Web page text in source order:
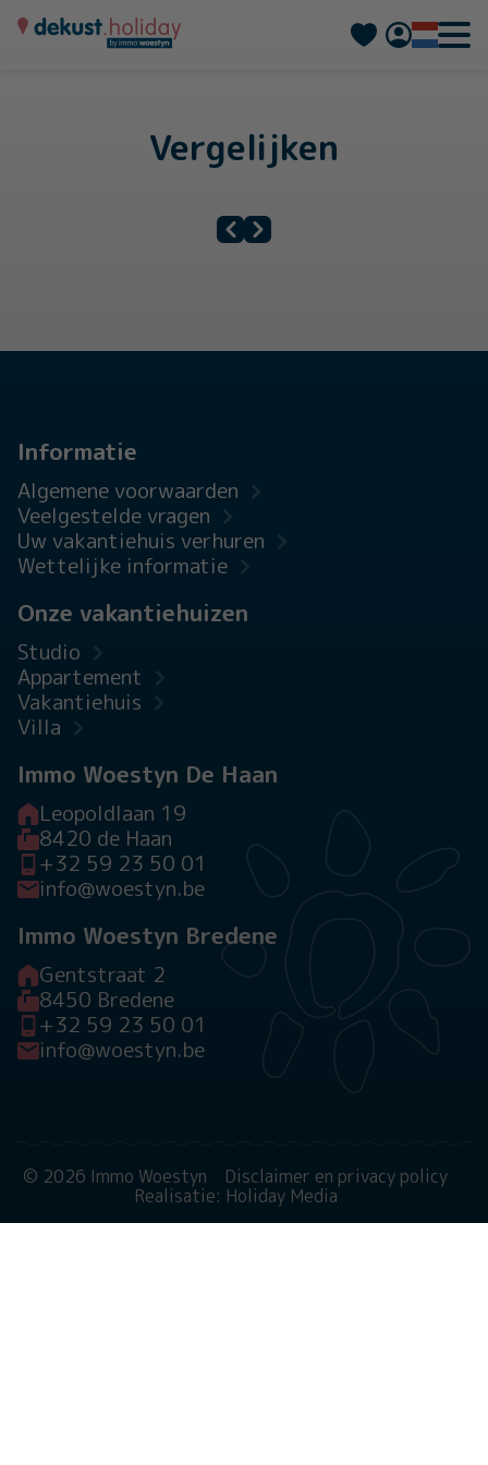
Français
Vergelijken
Informatie
Algemene voorwaarden
Veelgestelde vragen
Uw vakantiehuis verhuren
Wettelijke informatie
Onze vakantiehuizen
Studio
Appartement
Vakantiehuis
Villa
Immo Woestyn De Haan
Leopoldlaan 19
8420 de Haan
+32 59 23 50 01
info@woestyn.be
Immo Woestyn Bredene
Gentstraat 2
8450 Bredene
+32 59 23 50 01
info@woestyn.be
© 2026 Immo Woestyn
Disclaimer en privacy policy
Realisatie: Holiday Media